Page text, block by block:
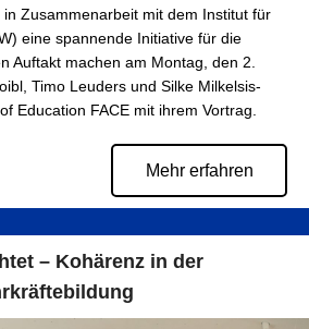
Zusammenarbeit mit dem Institut für
eine spannende Initiative für die
Auftakt machen am Montag, den 2.
Timo Leuders und Silke Milkelsis-
Education FACE mit ihrem Vortrag.
Mehr erfahren
– Kohärenz in der